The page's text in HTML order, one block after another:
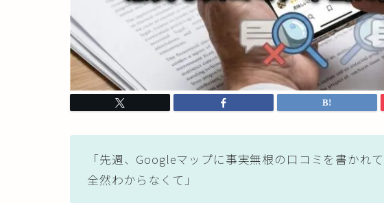
「先週、Googleマップに事実無根の口コミを書か
全然わからなくて」